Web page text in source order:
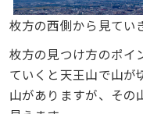
枚方の西側から見てい
枚方の見つけ方のポイ
ていくと天王山で山が
山がありますが、その